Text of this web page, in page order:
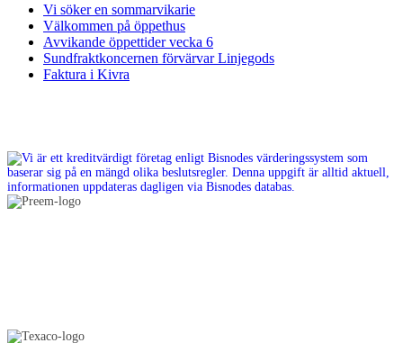
Vi söker en sommarvikarie
Välkommen på öppethus
Avvikande öppettider vecka 6
Sundfraktkoncernen förvärvar Linjegods
Faktura i Kivra